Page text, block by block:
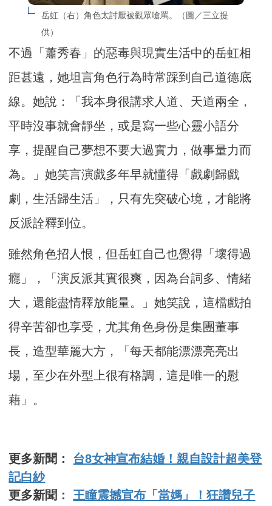
岳虹（右）角色太討厭被觀眾嗆罵。（圖／三立提
供）
不過「蕭秀春」的惡毒與現實生活中的岳虹相
距甚遠，她坦言角色行為時常踩到自己道德底
線。她說：「我本身很講求人道、天道兩全，
平時沒事就會靜坐，或是寫一些心靈小語分
享，提醒自己夢想不要大過實力，做事量力而
為。」她笑言演戲多年早就懂得「戲劇歸戲
劇，生活歸生活」，只有先突破心境，才能將
反派詮釋到位。
雖然角色招人恨，但岳虹自己也覺得「壞得過
癮」，「演反派其實很爽，因為台詞多、情緒
大，還能盡情釋放能量。」她笑說，這檔戲拍
得辛苦卻也享受，尤其角色身份是集團董事
長，造型華麗大方，「每天都能漂漂亮亮出
場，至少在外型上很有格調，這是唯一的慰
藉」。
更多新聞： 台8女神宣布結婚！親自設計超美登
記白紗
更多新聞： 王瞳震撼宣布「當媽」！狂讚兒子